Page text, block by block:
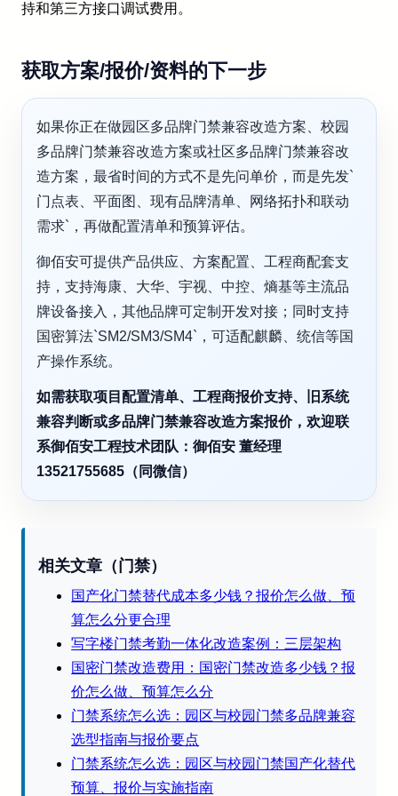
持和第三方接口调试费用。
获取方案/报价/资料的下一步
如果你正在做园区多品牌门禁兼容改造方案、校园
多品牌门禁兼容改造方案或社区多品牌门禁兼容改
造方案，最省时间的方式不是先问单价，而是先发`
门点表、平面图、现有品牌清单、网络拓扑和联动
需求`，再做配置清单和预算评估。
御佰安可提供产品供应、方案配置、工程商配套支
持，支持海康、大华、宇视、中控、熵基等主流品
牌设备接入，其他品牌可定制开发对接；同时支持
国密算法`SM2/SM3/SM4`，可适配麒麟、统信等国
产操作系统。
如需获取项目配置清单、工程商报价支持、旧系统
兼容判断或多品牌门禁兼容改造方案报价，欢迎联
系御佰安工程技术团队：御佰安 董经理
13521755685（同微信）
相关文章（门禁）
国产化门禁替代成本多少钱？报价怎么做、预
算怎么分更合理
写字楼门禁考勤一体化改造案例：三层架构
国密门禁改造费用：国密门禁改造多少钱？报
价怎么做、预算怎么分
门禁系统怎么选：园区与校园门禁多品牌兼容
选型指南与报价要点
门禁系统怎么选：园区与校园门禁国产化替代
预算、报价与实施指南